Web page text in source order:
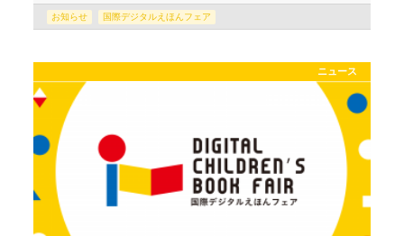
お知らせ 国際デジタルえほんフェア
ニュース